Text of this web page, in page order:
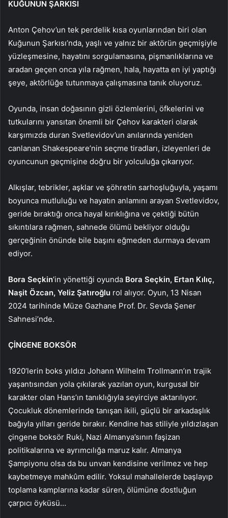
KUĞUNUN ŞARKISI
Anton Çehov’un tek perdelik kısa oyunlarından biri olan
Kuğunun Şarkısı’nda, yaşlı ve yalnız bir aktörün geçmişiyle
yüzleşmesine, hayatını sorgulamasına, pişmanlıklarına ve
aradan geçen onca yıla rağmen, hala, hayatta en iyi yaptığı
şeye, aktörlüğe tutunmaya çalışmasına tanık oluyoruz.
Oyunda, insan doğasının gizli özlemlerini, öfkelerini ve
tutkularını yansıtan önemli bir Çehov karakteri olarak
karşımızda duran Svetlevidov’un anılarında yeniden
canlanan Shakespeare’nin seçme tiradları, izleyenleri de
oyuncunun geçmişine doğru bir yolculuğa çıkarıyor.
Alkışlar, tebrikler, aşklar ve şöhretin sarhoşluğuyla, yaşamı
boyunca mutluluğu ve hayatın anlamını arayan Svetlevidov,
geride bıraktığı onca hayal kırıklığına ve çektiği bütün
sıkıntılara rağmen, sahnede ölümü bekliyor olduğu
gerçeğinin önünde bile başını eğmeden durmaya devam
ediyor.
Bora Seçkin’in yönettiği oyunda Bora Seçkin, Ertan Kılıç,
Naşit Özcan, Yeliz Şatıroğlu rol alıyor. Oyun, 13 Nisan
2024 tarihinde Müze Gazhane Prof. Dr. Sevda Şener
Sahnesi’nde.
ÇİNGENE BOKSÖR
1920’lerin boks yıldızı Johann Wilhelm Trollmann’ın trajik
yaşantısından yola çıkılarak yazılan oyun, kurgusal bir
karakter olan Hans’ın tanıklığıyla seyirciye aktarılıyor.
Çocukluk dönemlerinde tanışan ikili, güçlü bir arkadaşlık
bağıyla yılları geride bırakır. Kendine has stiliyle yıldızlaşan
çingene boksör Ruki, Nazi Almanya’sının faşizan
politikalarına ve ayrımcılığa maruz kalır. Almanya
Şampiyonu olsa da bu unvan kendisine verilmez ve hep
kaybetmeye mahkûm edilir. Yoksul mahallelerde başlayıp
toplama kamplarına kadar süren, ölümüne dostluğun
çarpıcı öyküsü…